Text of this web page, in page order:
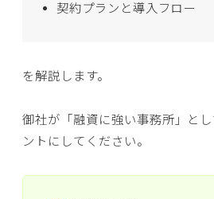
契約プランと導入フロー
を解説します。
御社が「融資に強い事務所」と
ントにしてください。